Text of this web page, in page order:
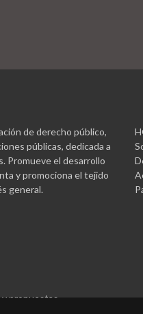
de derecho público,
públicas, dedicada a
Promueve el desarrollo
y promociona el tejido
general.
y propuestas